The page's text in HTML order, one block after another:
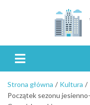
Strona główna
Kultura
Początek sezonu